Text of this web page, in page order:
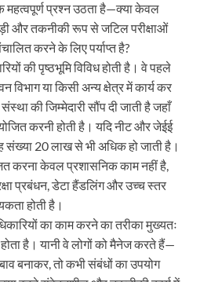
महत्वपूर्ण प्रश्न उठता है—क्या केवल
और तकनीकी रूप से जटिल परीक्षाओं
करने के लिए पर्याप्त है?
की पृष्ठभूमि विविध होती है। वे पहले
विभाग या किसी अन्य क्षेत्र में कार्य कर
की जिम्मेदारी सौंप दी जाती है जहाँ
करनी होती है। यदि नीट और जेईई
संख्या 20 लाख से भी अधिक हो जाती है।
करना केवल प्रशासनिक काम नहीं है,
प्रबंधन, डेटा हैंडलिंग और उच्च स्तर
होती है।
का काम करने का तरीका मुख्यतः
है। यानी वे लोगों को मैनेज करते हैं—
बनाकर, तो कभी संबंधों का उपयोग